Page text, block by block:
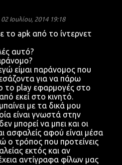
02 Ιουλίου, 2014 19:18
το apk από το ίντερνετ
αυτό?
εγώ είμαι παράνομος που
για να πάρω
το play εφαρμογές στο
εκεί στο κινητό.
με τα δικά μου
είναι γνωστά στην
μπορεί να μπει και οι
ασφαλείς αφού είναι μέσα
ο τρόπος που προτείνεις
εκτός και αν
αντίγραφα φίλων μας